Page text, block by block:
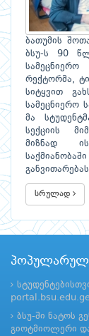
ბათუმის
ბსუ-ს 90
რექტორმა,
სიტყვით
სამეცნიერო
მა
სექციის
მიზნად
სრულად
ბსუ-ში ნატოს
გიოტმიოლერი